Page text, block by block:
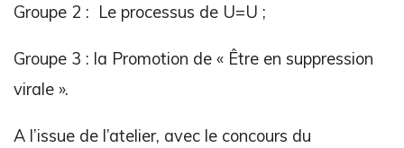
Groupe 2 : Le processus de U=U ;
Groupe 3 : la Promotion de « Être en suppression
virale ».
A l’issue de l’atelier, avec le concours du